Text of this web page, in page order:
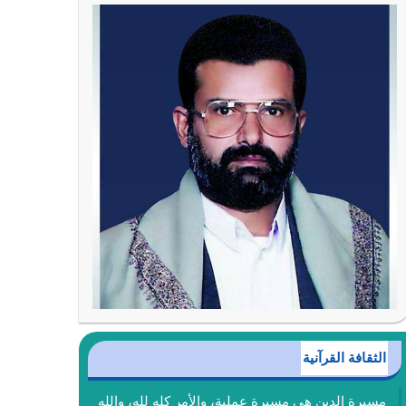
الثقافة القرآنية
مسيرة الدين هي مسيرة عملية، والأمر كله لله، والله